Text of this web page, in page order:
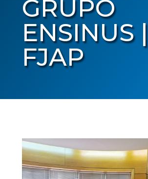
GRUPO
ENSINUS |
FJAP